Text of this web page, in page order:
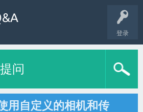
登录
提问
用自定义的相机和传